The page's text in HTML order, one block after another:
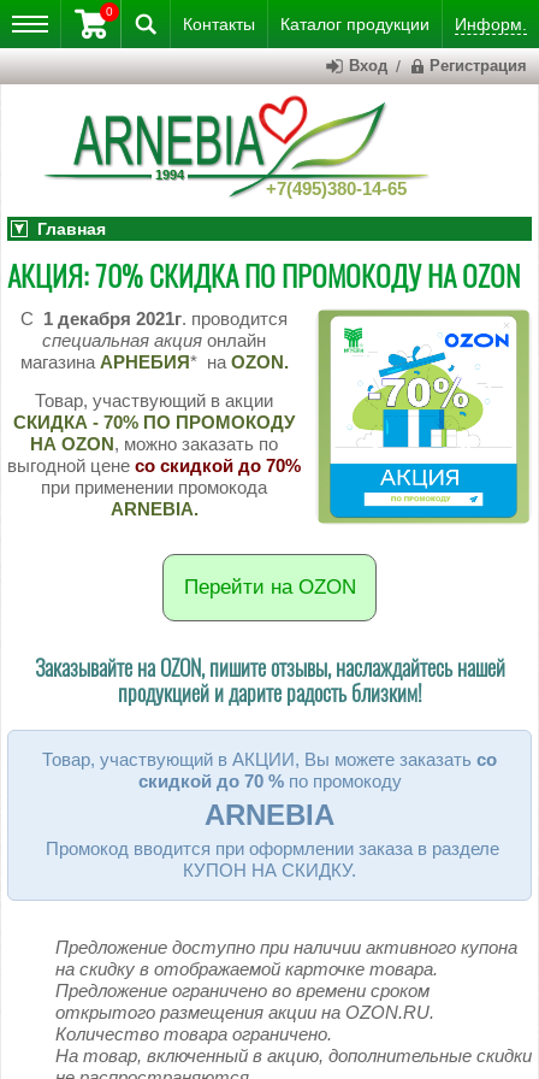
Контакты Каталог продукции Информ.
+7(495)380-14-65
0
Вход / Регистрация
Главная
АКЦИЯ: 70% СКИДКА ПО ПРОМОКОДУ НА OZON
С 1 декабря 2021г. проводится
специальная акция онлайн
магазина АРНЕБИЯ* на OZON.
Товар, участвующий в акции
СКИДКА - 70% ПО ПРОМОКОДУ
НА OZON, можно заказать по
выгодной цене со скидкой до 70%
при применении промокода
ARNEBIA.
Перейти на OZON
Заказывайте наOZON, пишите отзывы, наслаждайтесь нашей
продукцией и дарите радость близким!
Товар, участвующий в АКЦИИ, Вы можете заказать со
скидкой до 70 %по промокоду
ARNEBIA
Промокод вводится при оформлении заказа в разделе
КУПОН НА СКИДКУ.
Предложение доступно при наличии активного купона
на скидку в отображаемой карточке товара.
Предложение ограничено во времени сроком
открытого размещения акции на OZON.RU.
Количество товара ограничено.
На товар, включенный в акцию, дополнительные скидки